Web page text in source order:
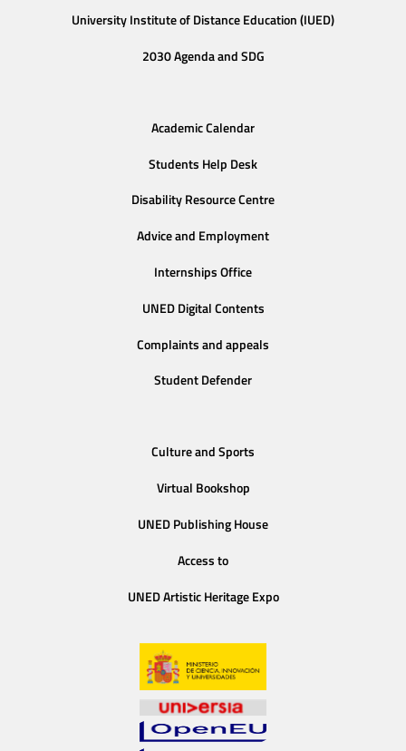
University Institute of Distance Education (IUED)
2030 Agenda and SDG
Academic Calendar
Students Help Desk
Disability Resource Centre
Advice and Employment
Internships Office
UNED Digital Contents
Complaints and appeals
Student Defender
Culture and Sports
Virtual Bookshop
UNED Publishing House
Access to
UNED Artistic Heritage Expo